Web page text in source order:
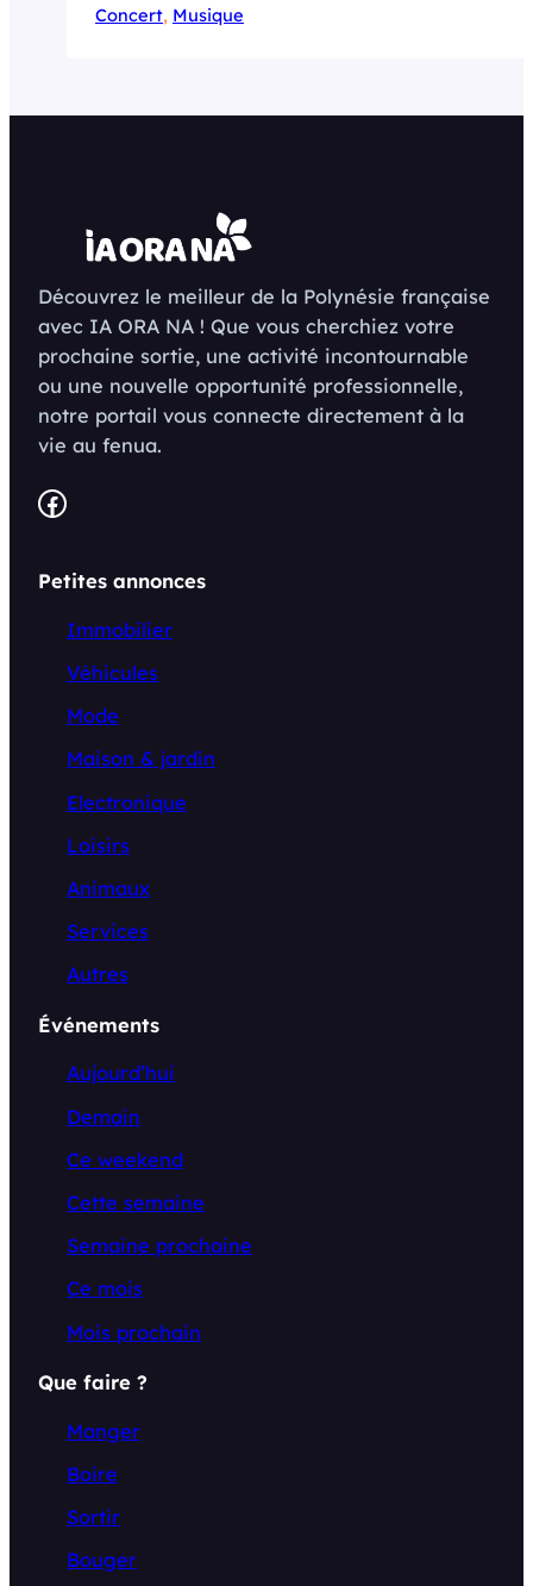
Concert, Musique
Découvrez le meilleur de la Polynésie française
avec IA ORA NA ! Que vous cherchiez votre
prochaine sortie, une activité incontournable
ou une nouvelle opportunité professionnelle,
notre portail vous connecte directement à la
vie au fenua.
Facebook
Petites annonces
Immobilier
Véhicules
Mode
Maison & jardin
Electronique
Loisirs
Animaux
Services
Autres
Événements
Aujourd’hui
Demain
Ce weekend
Cette semaine
Semaine prochaine
Ce mois
Mois prochain
Que faire ?
Manger
Boire
Sortir
Bouger